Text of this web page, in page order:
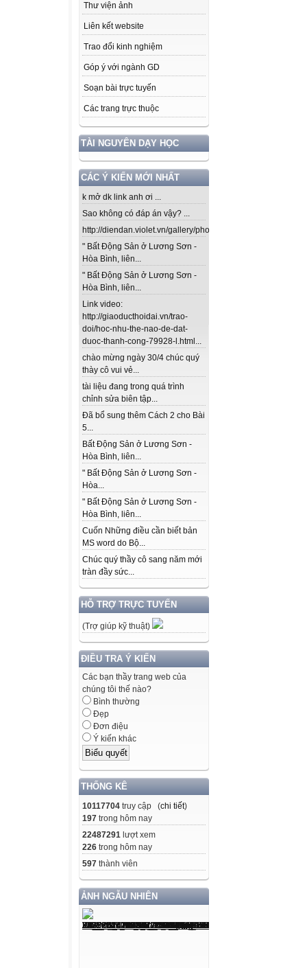
Thư viện ảnh
Liên kết website
Trao đổi kinh nghiệm
Góp ý với ngành GD
Soạn bài trực tuyến
Các trang trực thuộc
TÀI NGUYÊN DẠY HỌC
CÁC Ý KIẾN MỚI NHẤT
k mở dk link anh ơi ...
Sao không có đáp án vậy? ...
http://diendan.violet.vn/gallery/photos/302...
" Bất Động Sản ở Lương Sơn -
Hòa Bình, liên...
" Bất Động Sản ở Lương Sơn -
Hòa Bình, liên...
Link video:
http://giaoducthoidai.vn/trao-
doi/hoc-nhu-the-nao-de-dat-
duoc-thanh-cong-79928-l.html...
chào mừng ngày 30/4 chúc quý
thày cô vui vẻ...
tài liệu đang trong quá trình
chỉnh sửa biên tập...
Đã bổ sung thêm Cách 2 cho Bài
5...
Bất Động Sản ở Lương Sơn -
Hòa Bình, liên...
" Bất Động Sản ở Lương Sơn -
Hòa...
" Bất Động Sản ở Lương Sơn -
Hòa Bình, liên...
Cuốn Những điều cần biết bản
MS word do Bộ...
Chúc quý thầy cô sang năm mới
tràn đầy sức...
HỖ TRỢ TRỰC TUYẾN
(Trợ giúp kỹ thuật)
ĐIỀU TRA Ý KIẾN
Các bạn thầy trang web của
chúng tôi thế nào?
Bình thường
Đẹp
Đơn điệu
Ý kiến khác
THỐNG KÊ
10117704 truy cập (chi tiết)
197 trong hôm nay
22487291 lượt xem
226 trong hôm nay
597 thành viên
ẢNH NGẪU NHIÊN